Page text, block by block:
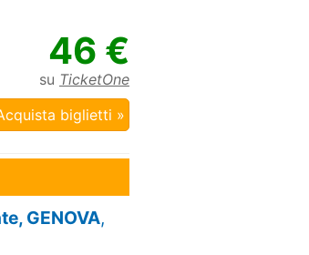
46 €
su TicketOne
biglietti »
GENOVA,